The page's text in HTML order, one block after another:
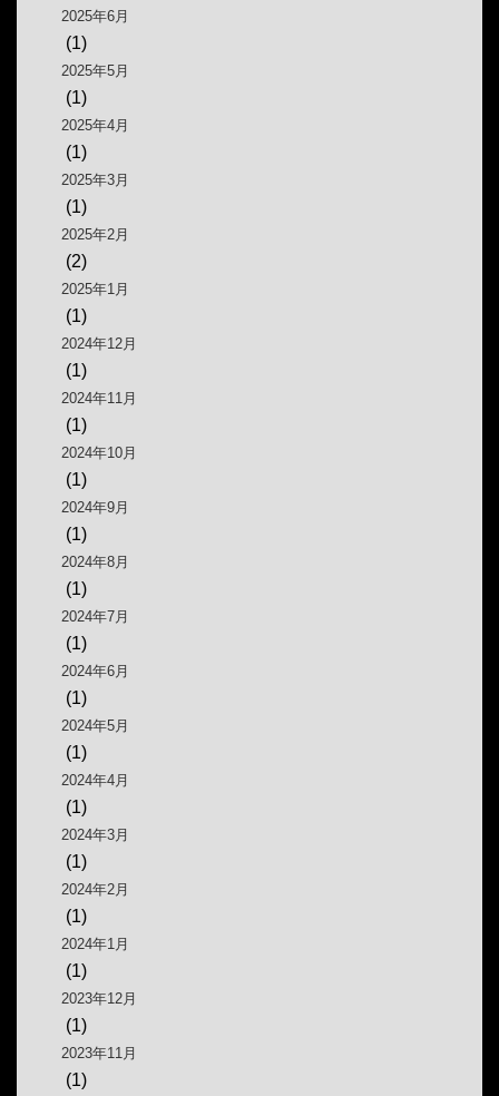
2025年6月
(1)
2025年5月
(1)
2025年4月
(1)
2025年3月
(1)
2025年2月
(2)
2025年1月
(1)
2024年12月
(1)
2024年11月
(1)
2024年10月
(1)
2024年9月
(1)
2024年8月
(1)
2024年7月
(1)
2024年6月
(1)
2024年5月
(1)
2024年4月
(1)
2024年3月
(1)
2024年2月
(1)
2024年1月
(1)
2023年12月
(1)
2023年11月
(1)